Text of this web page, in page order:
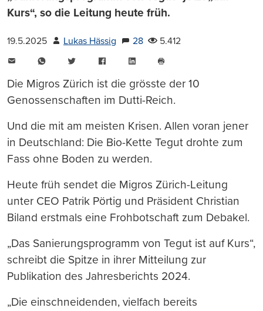
Kurs“, so die Leitung heute früh.
19.5.2025 Lukas Hässig 28
5.412
WhatsAppTwitter FacebookLinkedIn
drucken
Die Migros Zürich ist die grösste der 10
Genossenschaften im Dutti-Reich.
Und die mit am meisten Krisen. Allen voran jener
in Deutschland: Die Bio-Kette Tegut drohte zum
Fass ohne Boden zu werden.
Heute früh sendet die Migros Zürich-Leitung
unter CEO Patrik Pörtig und Präsident Christian
Biland erstmals eine Frohbotschaft zum Debakel.
„Das Sanierungsprogramm von Tegut ist auf Kurs“,
schreibt die Spitze in ihrer Mitteilung zur
Publikation des Jahresberichts 2024.
„Die einschneidenden, vielfach bereits